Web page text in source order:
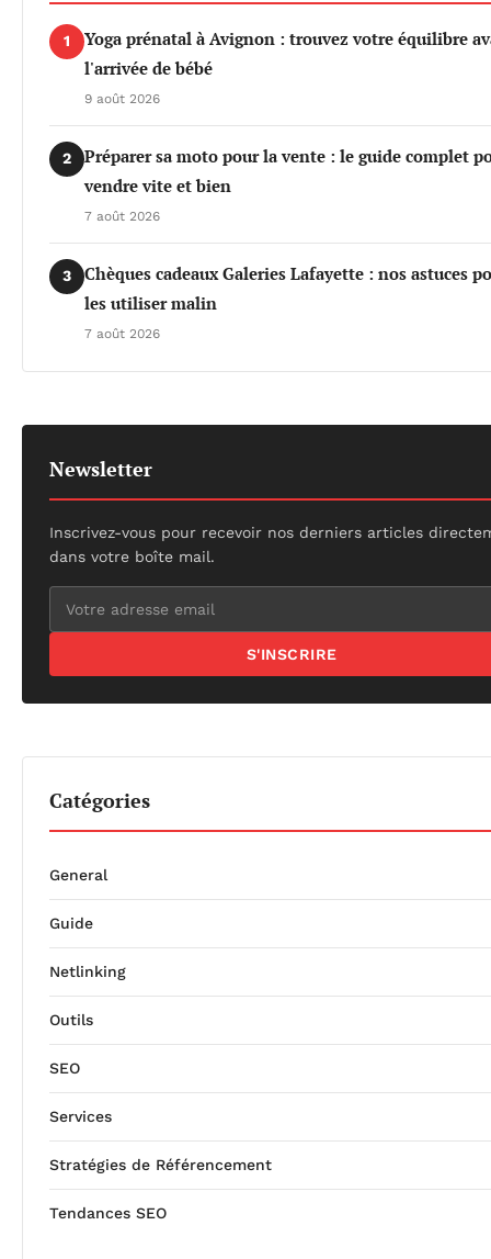
1
Yoga prénatal à Avignon : trouvez votre équilibre
l'arrivée de bébé
9 août 2026
2
Préparer sa moto pour la vente : le guide complet
vendre vite et bien
7 août 2026
3
Chèques cadeaux Galeries Lafayette : nos astuces
les utiliser malin
7 août 2026
Newsletter
Inscrivez-vous pour recevoir nos derniers articles
dans votre boîte mail.
S'INSCRIRE
Catégories
General
Guide
Netlinking
Outils
SEO
Services
Stratégies de Référencement
Tendances SEO